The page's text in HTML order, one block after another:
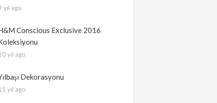
yıl ago
Conscious Exclusive 2016
yıl ago
Dekorasyonu
yıl ago